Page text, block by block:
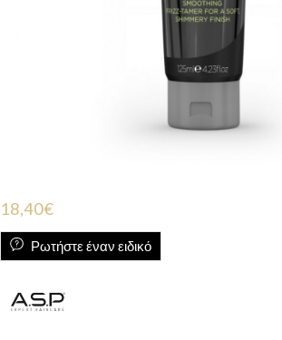
18,40€
Ρωτήστε έναν ειδικό